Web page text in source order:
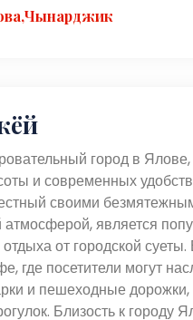
город в Ялове,
и современных
своими
является
от городской
где посетители могут
и пешеходные
Близость к городу